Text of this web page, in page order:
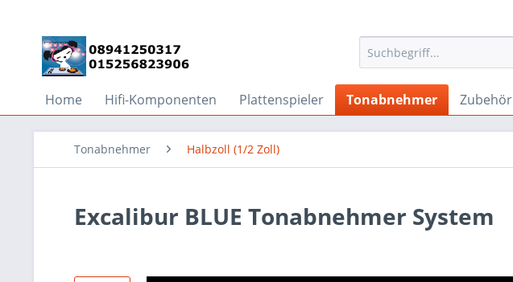
Home Hifi-Komponenten Plattenspieler Tonabnehmer Zubehör
Tonabnehmer Halbzoll (1/2 Zoll)
Excalibur BLUE Tonabnehmer System